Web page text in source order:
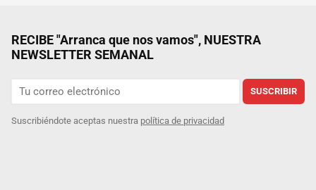
RECIBE "Arranca que nos vamos", NUESTRA
NEWSLETTER SEMANAL
SUSCRIBIR
Suscribiéndote aceptas nuestra política de privacidad